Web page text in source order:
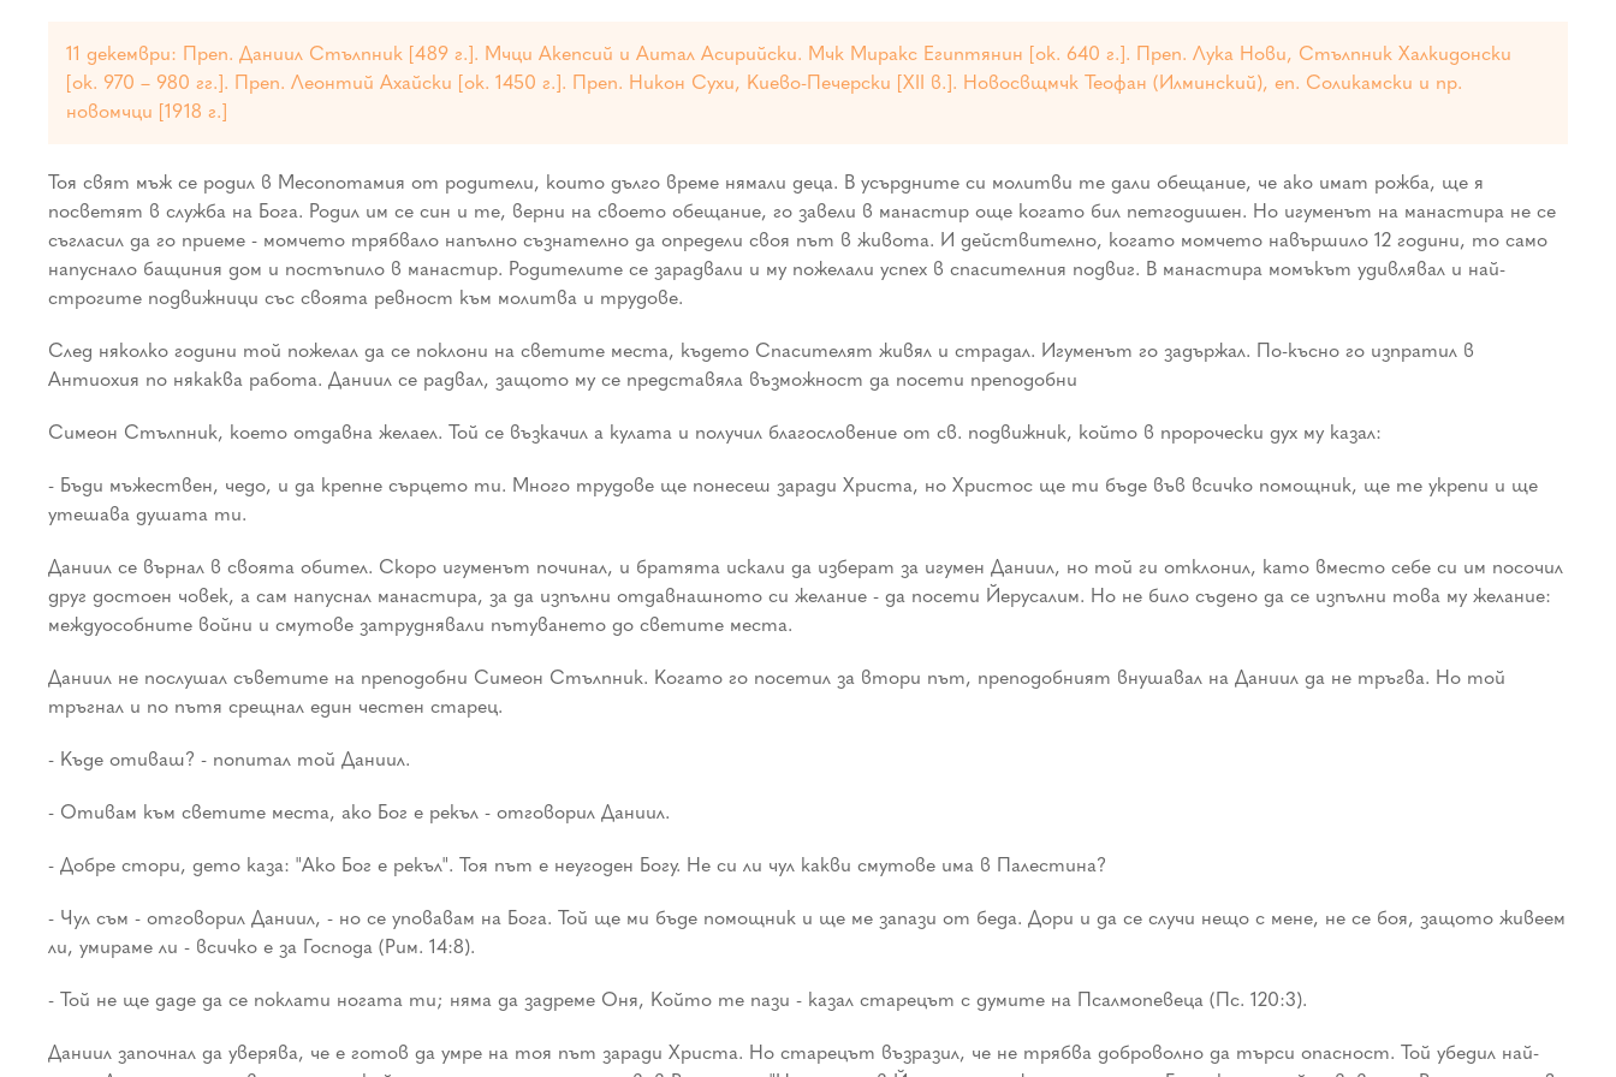
11 декември: Преп. Даниил Стълпник [489 г.]. Мчци Акепсий и Аитал Асирийски. Мчк Миракс Египтянин [ок. 640 г.]. Преп. Лука Нови, Стълпник Халкидонски
[ок. 970 – 980 гг.]. Преп. Леонтий Ахайски [ок. 1450 г.]. Преп. Никон Сухи, Киево-Печерски [XII в.]. Новосвщмчк Теофан (Илминский), еп. Соликамски и пр.
новомчци [1918 г.]
Тоя свят мъж се родил в Месопотамия от родители, които дълго време нямали деца. В усърдните си молитви те дали обещание, че ако имат рожба, ще я
посветят в служба на Бога. Родил им се син и те, верни на своето обещание, го завели в манастир още когато бил петгодишен. Но игуменът на манастира не се
съгласил да го приеме - момчето трябвало напълно съзнателно да определи своя път в живота. И действително, когато момчето навършило 12 години, то само
напуснало бащиния дом и постъпило в манастир. Родителите се зарадвали и му пожелали успех в спасителния подвиг. В манастира момъкът удивлявал и най-
строгите подвижници със своята ревност към молитва и трудове.
След няколко години той пожелал да се поклони на светите места, където Спасителят живял и страдал. Игуменът го задържал. По-късно го изпратил в
Антиохия по някаква работа. Даниил се радвал, защото му се представяла възможност да посети преподобни
Симеон Стълпник, което отдавна желаел. Той се възкачил а кулата и получил благословение от св. подвижник, който в пророчески дух му казал:
- Бъди мъжествен, чедо, и да крепне сърцето ти. Много трудове ще понесеш заради Христа, но Христос ще ти бъде във всичко помощник, ще те укрепи и ще
утешава душата ти.
Даниил се върнал в своята обител. Скоро игуменът починал, и братята искали да изберат за игумен Даниил, но той ги отклонил, като вместо себе си им посочил
друг достоен човек, а сам напуснал манастира, за да изпълни отдавнашното си желание - да посети Йерусалим. Но не било съдено да се изпълни това му желание:
междуособните войни и смутове затруднявали пътуването до светите места.
Даниил не послушал съветите на преподобни Симеон Стълпник. Когато го посетил за втори път, преподобният внушавал на Даниил да не тръгва. Но той
тръгнал и по пътя срещнал един честен старец.
- Къде отиваш? - попитал той Даниил.
- Отивам към светите места, ако Бог е рекъл - отговорил Даниил.
- Добре стори, дето каза: "Ако Бог е рекъл". Тоя път е неугоден Богу. Не си ли чул какви смутове има в Палестина?
- Чул съм - отговорил Даниил, - но се уповавам на Бога. Той ще ми бъде помощник и ще ме запази от беда. Дори и да се случи нещо с мене, не се боя, защото живеем
ли, умираме ли - всичко е за Господа (Рим. 14:8).
- Той не ще даде да се поклати ногата ти; няма да задреме Оня, Който те пази - казал старецът с думите на Псалмопевеца (Пс. 120:3).
Даниил започнал да уверява, че е готов да умре на тоя път заради Христа. Но старецът възразил, че не трябва доброволно да търси опасност. Той убедил най-